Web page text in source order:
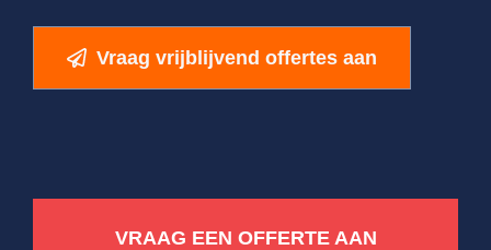
Vraag vrijblijvend offertes aan
VRAAG EEN OFFERTE AAN